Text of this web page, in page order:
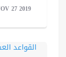
27 2019